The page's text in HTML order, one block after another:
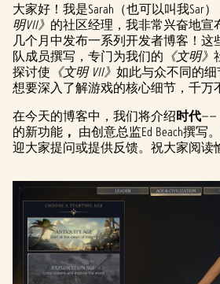
大家好！我是Sarah（也可以叫我Sar
明VII》 的社区经理，我非常兴奋地宣
几个月中发布一系列开发者博客！这
队成员撰写，专门为我们的 《文明》
探讨使 《文明 VII》 如此与众不同的
想要深入了解游戏的核心细节，千万
在今天的博客中，我们将介绍时代——
的新功能 ， 由创意总监Ed Beach撰写
迎大家提问或提供反馈。祝大家阅读